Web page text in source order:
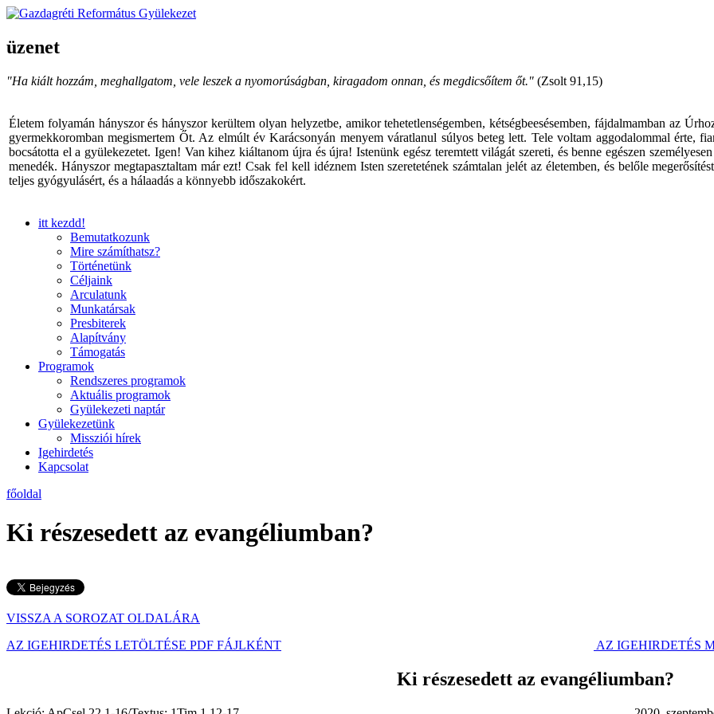
üzenet
"Ha kiált hozzám, meghallgatom, vele leszek a nyomorúságban, kiragadom onnan, és megdicsőítem őt." (Zsolt 91,15)
Életem folyamán hányszor és hányszor kerültem olyan helyzetbe, amikor tehetetlenségemben, kétségbeesésemben, fájdalmamban az
gyermekkoromban megismertem Őt. Az elmúlt év Karácsonyán menyem váratlanul súlyos beteg lett. Tele voltam aggodalommal érte,
bocsátotta el a gyülekezetet. Igen! Van kihez kiáltanom újra és újra! Istenünk egész teremtett világát szereti, és benne egészen
menedék. Hányszor megtapasztaltam már ezt! Csak fel kell idéznem Isten szeretetének számtalan jelét az életemben, és belőle
teljes gyógyulásért, és a hálaadás a könnyebb időszakokért.
itt kezdd!
Bemutatkozunk
Mire számíthatsz?
Történetünk
Céljaink
Arculatunk
Munkatársak
Presbiterek
Alapítvány
Támogatás
Programok
Rendszeres programok
Aktuális programok
Gyülekezeti naptár
Gyülekezetünk
Missziói hírek
Igehirdetés
Kapcsolat
főoldal
Ki részesedett az evangéliumban?
VISSZA A SOROZAT OLDALÁRA
AZ IGEHIRDETÉS LETÖLTÉSE PDF FÁJLKÉNT
AZ IGEHIRDETÉS
Ki részesedett az evangéliumban?